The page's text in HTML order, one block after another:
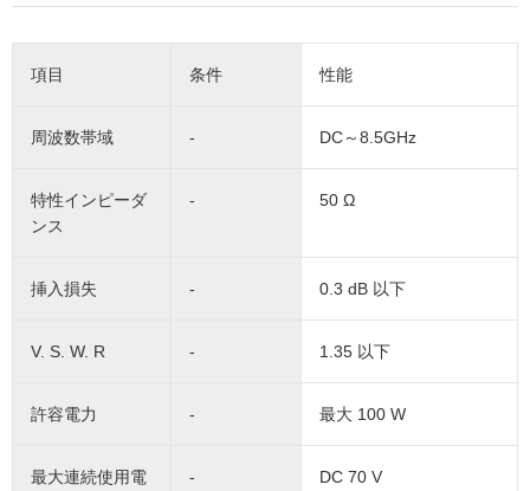
項目 条件 性能
周波数帯域 - DC～8.5GHz
特性インピーダ
ンス
- 50 Ω
挿入損失 - 0.3 dB 以下
V. S. W. R - 1.35 以下
許容電力 - 最大 100 W
最大連続使用電
- DC 70 V